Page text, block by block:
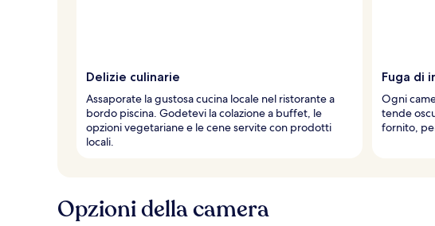
Delizie culinarie
Assaporate la gustosa cucina locale nel ristorante a
bordo piscina. Godetevi la colazione a buffet, le
opzioni vegetariane e le cene servite con prodotti
locali.
Fuga di
Ogni
tende
fornito,
Opzioni della camera